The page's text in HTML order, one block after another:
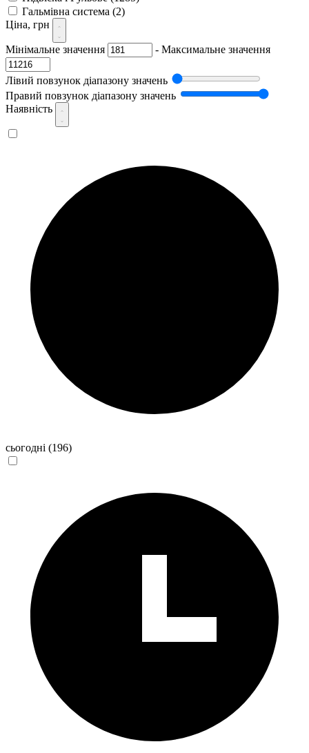
Гальмівна система (2)
Ціна, грн
Мінімальне значення - Максимальне значення
Лівий повзунок діапазону значень
Правий повзунок діапазону значень
Наявність
сьогодні (196)